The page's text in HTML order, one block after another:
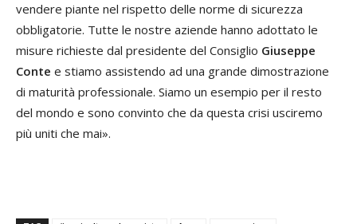
vendere piante nel rispetto delle norme di sicurezza
obbligatorie. Tutte le nostre aziende hanno adottato le
misure richieste dal presidente del Consiglio Giuseppe
Conte e stiamo assistendo ad una grande dimostrazione
di maturità professionale. Siamo un esempio per il resto
del mondo e sono convinto che da questa crisi usciremo
più uniti che mai».